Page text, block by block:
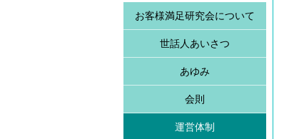
お客様満足研究会について
世話人あいさつ
あゆみ
会則
運営体制